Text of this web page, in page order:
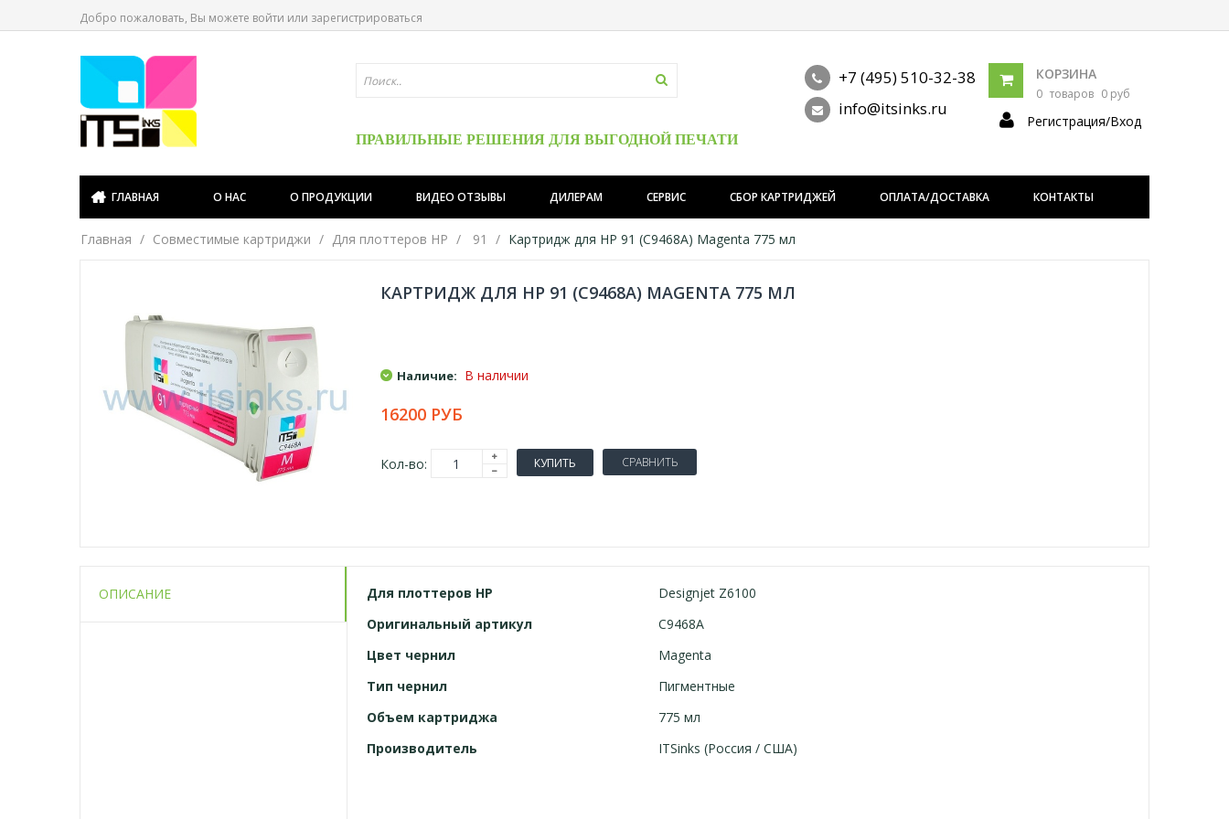
Добро пожаловать, Вы можете войти или зарегистрироваться
ПРАВИЛЬНЫЕ РЕШЕНИЯ ДЛЯ ВЫГОДНОЙ ПЕЧАТИ
+7 (495) 510-32-38
info@itsinks.ru
КОРЗИНА
0 товаров 0 руб
Регистрация/Вход
ГЛАВНАЯ О НАС О ПРОДУКЦИИ ВИДЕО ОТЗЫВЫ ДИЛЕРАМ СЕРВИС СБОР КАРТРИДЖЕЙ ОПЛАТА/ДОСТАВКА КОНТАКТЫ
Главная Совместимые картриджи Для плоттеров HP 91 Картридж для HP 91 (C9468A) Magenta 775 мл
КАРТРИДЖ ДЛЯ HP 91 (C9468A) MAGENTA 775 МЛ
Наличие: В наличии
16200 РУБ
Кол-во: КУПИТЬ СРАВНИТЬ
ОПИСАНИЕ Для плоттеров HP
Designjet Z6100
Оригинальный артикул
C9468A
Цвет чернил
Magenta
Тип чернил
Пигментные
Объем картриджа
775 мл
Производитель
ITSinks (Россия / США)